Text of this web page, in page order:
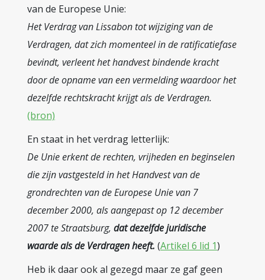
van de Europese Unie:
Het Verdrag van Lissabon tot wijziging van de
Verdragen, dat zich momenteel in de ratificatiefase
bevindt, verleent het handvest bindende kracht
door de opname van een vermelding waardoor het
dezelfde rechtskracht krijgt als de Verdragen.
(bron)
En staat in het verdrag letterlijk:
De Unie erkent de rechten, vrijheden en beginselen
die zijn vastgesteld in het Handvest van de
grondrechten van de Europese Unie van 7
december 2000, als aangepast op 12 december
2007 te Straatsburg, dat dezelfde juridische
waarde als de Verdragen heeft. (Artikel 6 lid 1)
Heb ik daar ook al gezegd maar ze gaf geen